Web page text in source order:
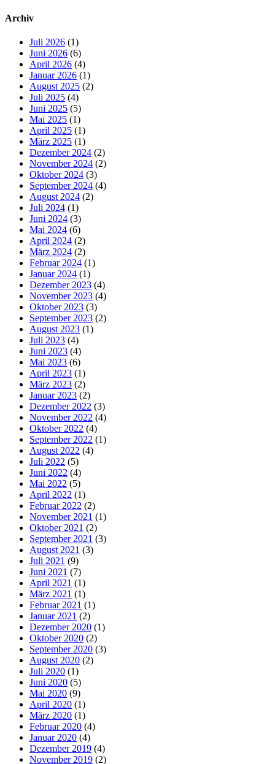
Archiv
Juli 2026 (1)
Juni 2026 (6)
April 2026 (4)
Januar 2026 (1)
August 2025 (2)
Juli 2025 (4)
Juni 2025 (5)
Mai 2025 (1)
April 2025 (1)
März 2025 (1)
Dezember 2024 (2)
November 2024 (2)
Oktober 2024 (3)
September 2024 (4)
August 2024 (2)
Juli 2024 (1)
Juni 2024 (3)
Mai 2024 (6)
April 2024 (2)
März 2024 (2)
Februar 2024 (1)
Januar 2024 (1)
Dezember 2023 (4)
November 2023 (4)
Oktober 2023 (3)
September 2023 (2)
August 2023 (1)
Juli 2023 (4)
Juni 2023 (4)
Mai 2023 (6)
April 2023 (1)
März 2023 (2)
Januar 2023 (2)
Dezember 2022 (3)
November 2022 (4)
Oktober 2022 (4)
September 2022 (1)
August 2022 (4)
Juli 2022 (5)
Juni 2022 (4)
Mai 2022 (5)
April 2022 (1)
Februar 2022 (2)
November 2021 (1)
Oktober 2021 (2)
September 2021 (3)
August 2021 (3)
Juli 2021 (9)
Juni 2021 (7)
April 2021 (1)
März 2021 (1)
Februar 2021 (1)
Januar 2021 (2)
Dezember 2020 (1)
Oktober 2020 (2)
September 2020 (3)
August 2020 (2)
Juli 2020 (1)
Juni 2020 (5)
Mai 2020 (9)
April 2020 (1)
März 2020 (1)
Februar 2020 (4)
Januar 2020 (4)
Dezember 2019 (4)
November 2019 (2)